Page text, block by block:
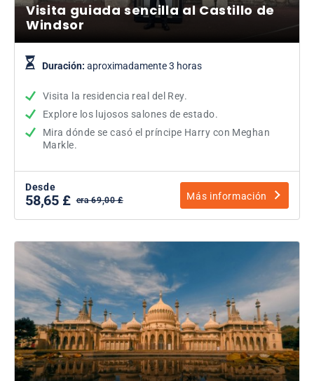
Visita guiada sencilla al Castillo de
Windsor
Duración: aproximadamente 3 horas
Visita la residencia real del Rey.
Explore los lujosos salones de estado.
Mira dónde se casó el príncipe Harry con Meghan
Markle.
Desde
58,65 £ era 69,00 £ Más información